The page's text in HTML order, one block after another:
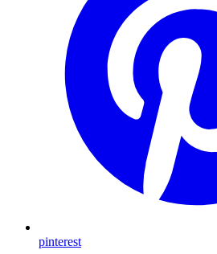
pinterest